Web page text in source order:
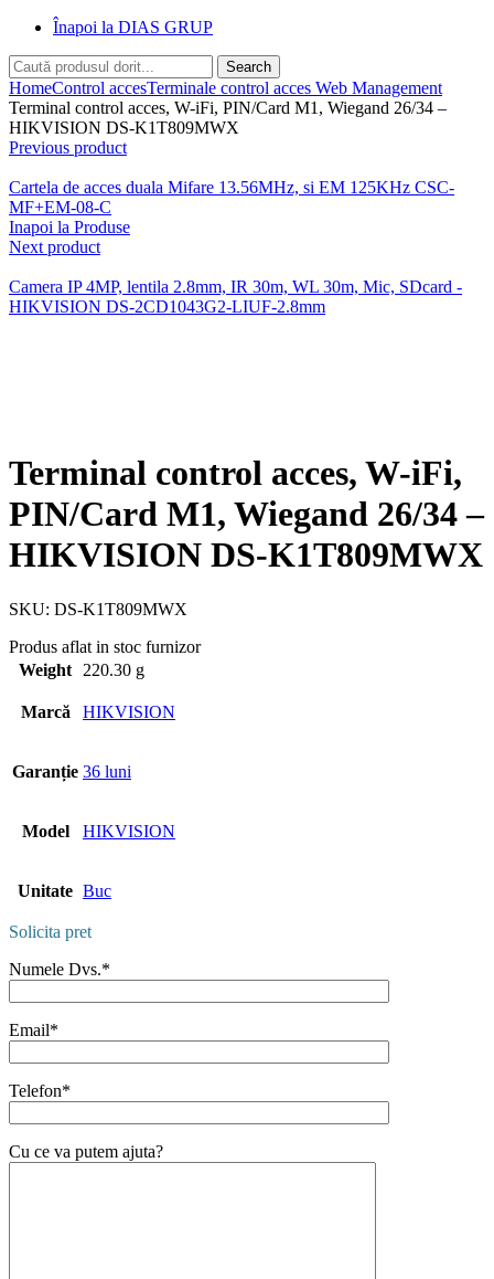
Înapoi la DIAS GRUP
Search
HomeControl accesTerminale control acces Web Management
Terminal control acces, W-iFi, PIN/Card M1, Wiegand 26/34 –
HIKVISION DS-K1T809MWX
Previous product
Cartela de acces duala Mifare 13.56MHz, si EM 125KHz CSC-
MF+EM-08-C
Inapoi la Produse
Next product
Camera IP 4MP, lentila 2.8mm, IR 30m, WL 30m, Mic, SDcard -
HIKVISION DS-2CD1043G2-LIUF-2.8mm
Terminal control acces, W-iFi,
PIN/Card M1, Wiegand 26/34 –
HIKVISION DS-K1T809MWX
SKU: DS-K1T809MWX
Produs aflat in stoc furnizor
Weight
220.30 g
Marcă HIKVISION
Garanție 36 luni
Model HIKVISION
Unitate Buc
Solicita pret
Numele Dvs.*
Email*
Telefon*
Cu ce va putem ajuta?